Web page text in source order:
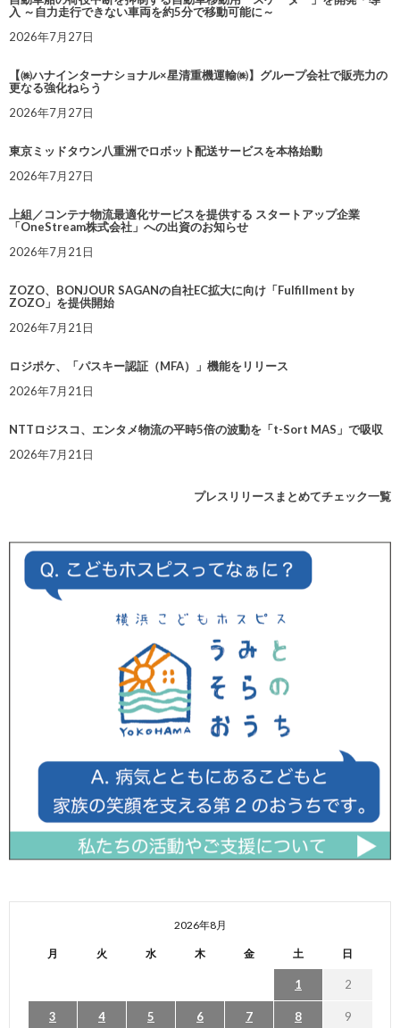
入 ～自力走行できない車両を約5分で移動可能に～
2026年7月27日
【㈱ハナインターナショナル×星清重機運輸㈱】グループ会社で販売力の
更なる強化ねらう
2026年7月27日
東京ミッドタウン八重洲でロボット配送サービスを本格始動
2026年7月27日
上組／コンテナ物流最適化サービスを提供する スタートアップ企業
「OneStream株式会社」への出資のお知らせ
2026年7月21日
ZOZO、BONJOUR SAGANの自社EC拡大に向け「Fulfillment by
ZOZO」を提供開始
2026年7月21日
ロジポケ、「パスキー認証（MFA）」機能をリリース
2026年7月21日
NTTロジスコ、エンタメ物流の平時5倍の波動を「t-Sort MAS」で吸収
2026年7月21日
プレスリリースまとめてチェック一覧
2026年8月
月 火 水 木 金 土 日
1 2
3 4 5 6 7 8 9